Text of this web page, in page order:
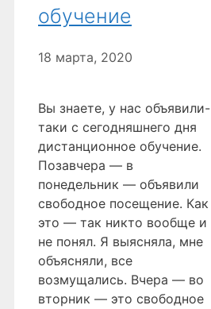
обучение
18 марта, 2020
Вы знаете, у нас объявили-
таки с сегодняшнего дня
дистанционное обучение.
Позавчера — в
понедельник — объявили
свободное посещение. Как
это — так никто вообще и
не понял. Я выясняла, мне
объясняли, все
возмущались. Вчера — во
вторник — это свободное